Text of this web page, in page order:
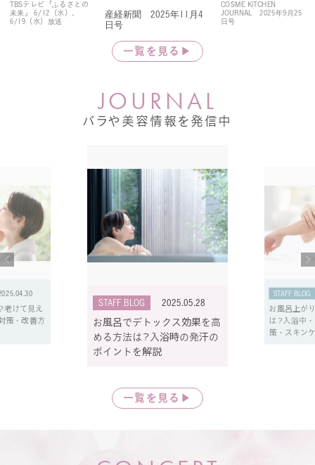
TBSテレビ「ふるさとの
未来」 6/12（水）、
6/19（水）放送
産経新聞 2025年11月4
日号
COSME KiTCHEN
JOURNAL 2025年9月25
日号
一覧を見る▶
JO U R NAL
バラや美容情報を発信中
老けて見え
策・改善方
STAFF BLOG 2025.05.28
お風呂でデトックス効果を高
める方法は？入浴時の発汗の
ポイントを解説
STAFF BLOG
お風呂上が
は？入浴中
策・スキン
一覧を見る▶